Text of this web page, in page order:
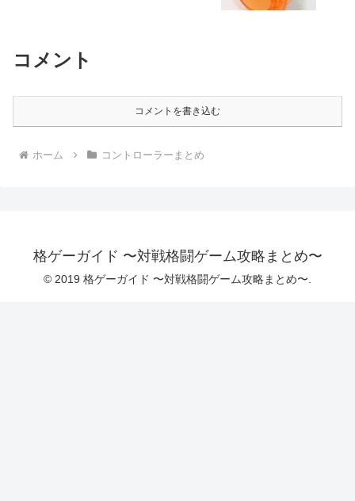
コメント
コメントを書き込む
ホーム コントローラーまとめ
格ゲーガイド 〜対戦格闘ゲーム攻略まとめ〜
© 2019 格ゲーガイド 〜対戦格闘ゲーム攻略まとめ〜.